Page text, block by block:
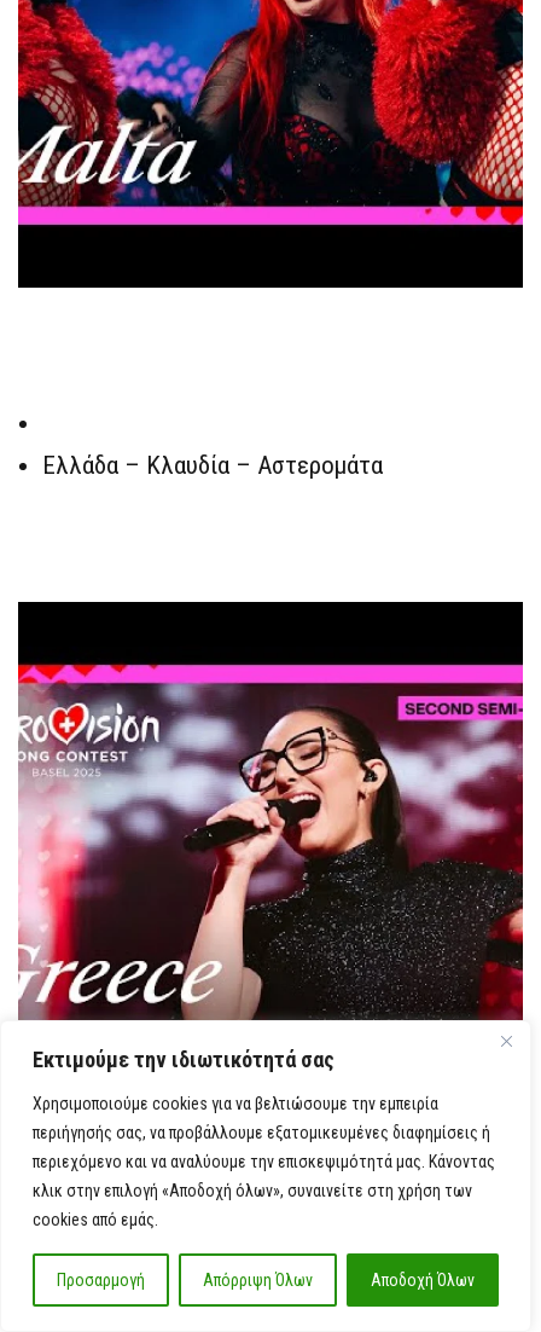
Εκτιμούμε την ιδιωτικότητά σας
Χρησιμοποιούμε cookies για να βελτιώσουμε την εμπειρία
περιήγησής σας, να προβάλλουμε εξατομικευμένες διαφημίσεις ή
περιεχόμενο και να αναλύουμε την επισκεψιμότητά μας. Κάνοντας
κλικ στην επιλογή «Αποδοχή όλων», συναινείτε στη χρήση των
cookies από εμάς.
Προσαρμογή Απόρριψη Όλων Αποδοχή Όλων
Ελλάδα – Κλαυδία – Αστερομάτα
Οι χώρες που αποκλείστηκαν ήταν οι Αυστραλία
– Go-Jo – Milkshake Man, Μαυροβούνιο – Νίνα
Ζίζιτς – Dobrodošli, Ιρλανδία – Emmy – Laika
Party, Γεωργία – Μάριαμ Σενγκέλια – Freedom,